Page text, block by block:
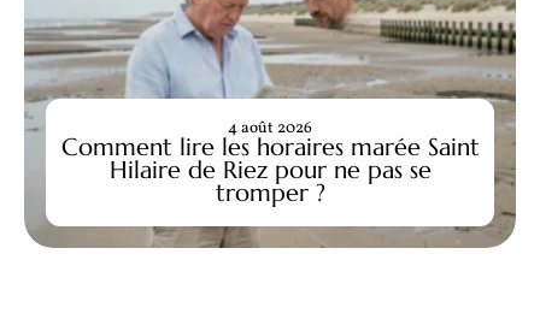
Comment lire les horaires marée Saint
Hilaire de Riez pour ne pas se
tromper ?
4 août 2026